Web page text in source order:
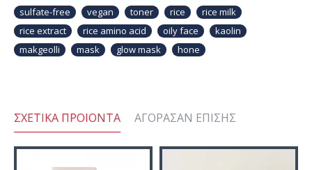
sulfate-free
vegan toner rice
rice milk
rice extract
rice amino acid oily face
kaolin
makgeolli
mask glow mask hone
ΣΧΕΤΙΚΆ ΠΡΟΙΌΝΤΑ ΑΓΌΡΑΣΑΝ ΕΠΊΣΗΣ